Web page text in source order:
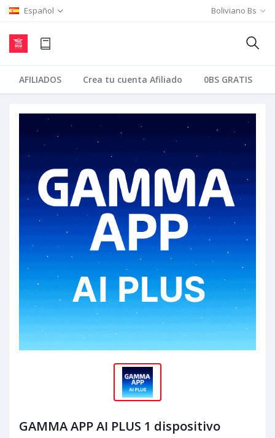
Español Boliviano Bs
AFILIADOS Crea tu cuenta Afiliado 0BS GRATIS
GAMMA APP AI PLUS 1 dispositivo